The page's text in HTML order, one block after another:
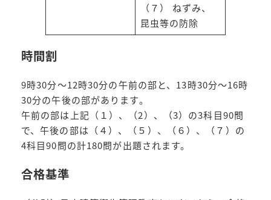
（７） ねずみ、
昆虫等の防除
時間割
9時30分～12時30分の午前の部と、13時30分～16時
30分の午後の部があります。
午前の部は上記（１）、（2）、（3）の3科目90問
で、午後の部は（４）、（５）、（６）、（７）の
4科目90問の計180問が出題されます。
合格基準